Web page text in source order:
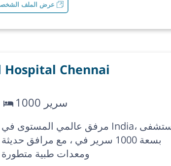
عرض الملف
Hospital Chennai
1000 سرير
مرفق عالمي المستوى في India، مستشفى
بسعة 1000 سرير في ، مع مرافق حديثة
ومعدات طبية متطورة